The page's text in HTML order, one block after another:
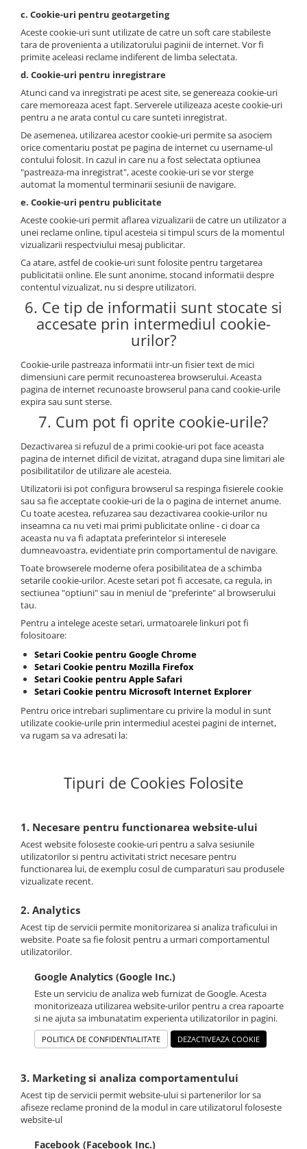
c. Cookie-uri pentru geotargeting
Aceste cookie-uri sunt utilizate de catre un soft care stabileste
tara de provenienta a utilizatorului paginii de internet. Vor fi
primite aceleasi reclame indiferent de limba selectata.
d. Cookie-uri pentru inregistrare
Atunci cand va inregistrati pe acest site, se genereaza cookie-uri
care memoreaza acest fapt. Serverele utilizeaza aceste cookie-uri
pentru a ne arata contul cu care sunteti inregistrat.
De asemenea, utilizarea acestor cookie-uri permite sa asociem
orice comentariu postat pe pagina de internet cu username-ul
contului folosit. In cazul in care nu a fost selectata optiunea
"pastreaza-ma inregistrat", aceste cookie-uri se vor sterge
automat la momentul terminarii sesiunii de navigare.
e. Cookie-uri pentru publicitate
Aceste cookie-uri permit aflarea vizualizarii de catre un utilizator a
unei reclame online, tipul acesteia si timpul scurs de la momentul
vizualizarii respectviului mesaj publicitar.
Ca atare, astfel de cookie-uri sunt folosite pentru targetarea
publicitatii online. Ele sunt anonime, stocand informatii despre
contentul vizualizat, nu si despre utilizatori.
6. Ce tip de informatii sunt stocate si
accesate prin intermediul cookie-
urilor?
Cookie-urile pastreaza informatii intr-un fisier text de mici
dimensiuni care permit recunoasterea browserului. Aceasta
pagina de internet recunoaste browserul pana cand cookie-urile
expira sau sunt sterse.
7. Cum pot fi oprite cookie-urile?
Dezactivarea si refuzul de a primi cookie-uri pot face aceasta
pagina de internet dificil de vizitat, atragand dupa sine limitari ale
posibilitatilor de utilizare ale acesteia.
Utilizatorii isi pot configura browserul sa respinga fisierele cookie
sau sa fie acceptate cookie-uri de la o pagina de internet anume.
Cu toate acestea, refuzarea sau dezactivarea cookie-urilor nu
inseamna ca nu veti mai primi publicitate online - ci doar ca
aceasta nu va fi adaptata preferintelor si interesele
dumneavoastra, evidentiate prin comportamentul de navigare.
Toate browserele moderne ofera posibilitatea de a schimba
setarile cookie-urilor. Aceste setari pot fi accesate, ca regula, in
sectiunea "optiuni" sau in meniul de "preferinte" al browserului
tau.
Pentru a intelege aceste setari, urmatoarele linkuri pot fi
folositoare:
Setari Cookie pentru Google Chrome
Setari Cookie pentru Mozilla Firefox
Setari Cookie pentru Apple Safari
Setari Cookie pentru Microsoft Internet Explorer
Pentru orice intrebari suplimentare cu privire la modul in sunt
utilizate cookie-urile prin intermediul acestei pagini de internet,
va rugam sa va adresati la:
Tipuri de Cookies Folosite
1. Necesare pentru functionarea website-ului
Acest website foloseste cookie-uri pentru a salva sesiunile
utilizatorilor si pentru activitati strict necesare pentru
functionarea lui, de exemplu cosul de cumparaturi sau produsele
vizualizate recent.
2. Analytics
Acest tip de servicii permite monitorizarea si analiza traficului in
website. Poate sa fie folosit pentru a urmari comportamentul
utilizatorilor.
Google Analytics (Google Inc.)
Este un serviciu de analiza web furnizat de Google. Acesta
monitorizeaza utilizarea website-urilor pentru a crea rapoarte
si ne ajuta sa imbunatatim experienta utilizatorilor in pagini.
POLITICA DE CONFIDENTIALITATE DEZACTIVEAZA COOKIE
3. Marketing si analiza comportamentului
Acest tip de servicii permit website-ului si partenerilor lor sa
afiseze reclame pronind de la modul in care utilizatorul foloseste
website-ul
Facebook (Facebook Inc.)